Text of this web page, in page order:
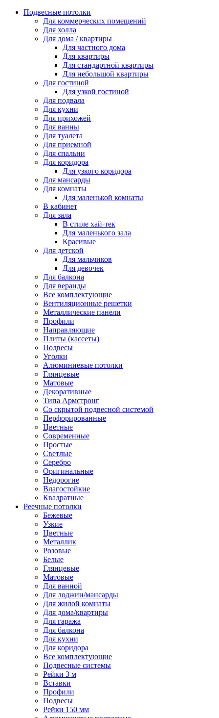
Подвесные потолки
Для коммерческих помещений
Для холла
Для дома / квартиры
Для частного дома
Для квартиры
Для стандартной квартиры
Для небольшой квартиры
Для гостиной
Для узкой гостиной
Для подвала
Для кухни
Для прихожей
Для ванны
Для туалета
Для приемной
Для спальни
Для коридора
Для узкого коридора
Для мансарды
Для комнаты
Для маленькой комнаты
В кабинет
Для зала
В стиле хай-тек
Для маленького зала
Красивые
Для детской
Для мальчиков
Для девочек
Для балкона
Для веранды
Все комплектующие
Вентиляционные решетки
Металлические панели
Профили
Направляющие
Плиты (кассеты)
Подвесы
Уголки
Алюминиевые потолки
Глянцевые
Матовые
Декоративные
Типа Армстронг
Со скрытой подвесной системой
Перфорированные
Цветные
Современные
Простые
Светлые
Серебро
Оригинальные
Недорогие
Влагостойкие
Квадратные
Реечные потолки
Бежевые
Узкие
Цветные
Металлик
Розовые
Белые
Глянцевые
Матовые
Для ванной
Для лоджии/мансарды
Для жилой комнаты
Для дома/квартиры
Для гаража
Для балкона
Для кухни
Для коридора
Все комплектующие
Подвесные системы
Рейки 3 м
Вставки
Профили
Подвесы
Рейки 150 мм